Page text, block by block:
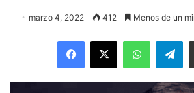
marzo 4, 2022 412 Menos de un
Facebook
X WhatsApp